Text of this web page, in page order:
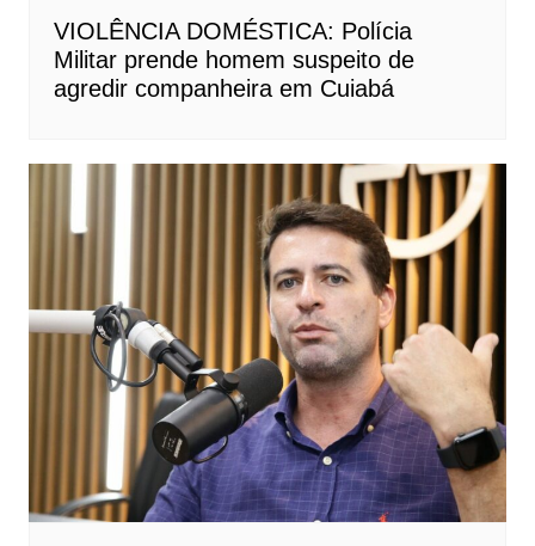
VIOLÊNCIA DOMÉSTICA: Polícia
Militar prende homem suspeito de
agredir companheira em Cuiabá